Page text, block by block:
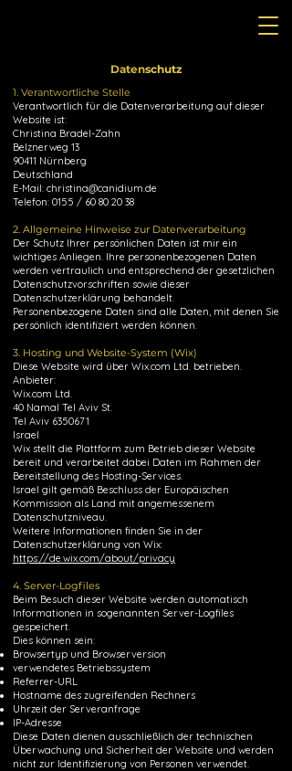
Datenschutz
1. Verantwortliche Stelle
Verantwortlich für die Datenverarbeitung auf dieser
Website ist:
Christina Bradel-Zahn
Belznerweg 13
90411 Nürnberg
Deutschland
E-Mail: christina@canidium.de
Telefon: 0155 / 60 80 20 38
2. Allgemeine Hinweise zur Datenverarbeitung
Der Schutz Ihrer persönlichen Daten ist mir ein
wichtiges Anliegen. Ihre personenbezogenen Daten
werden vertraulich und entsprechend der gesetzlichen
Datenschutzvorschriften sowie dieser
Datenschutzerklärung behandelt.
Personenbezogene Daten sind alle Daten, mit denen Sie
persönlich identifiziert werden können.
3. Hosting und Website-System (Wix)
Diese Website wird über Wix.com Ltd. betrieben.
Anbieter:
Wix.com Ltd.
40 Namal Tel Aviv St.
Tel Aviv 6350671
Israel
Wix stellt die Plattform zum Betrieb dieser Website
bereit und verarbeitet dabei Daten im Rahmen der
Bereitstellung des Hosting-Services.
Israel gilt gemäß Beschluss der Europäischen
Kommission als Land mit angemessenem
Datenschutzniveau.
Weitere Informationen finden Sie in der
Datenschutzerklärung von Wix:
https://de.wix.com/about/privacy
4. Server-Logfiles
Beim Besuch dieser Website werden automatisch
Informationen in sogenannten Server-Logfiles
gespeichert.
Dies können sein:
Browsertyp und Browserversion
verwendetes Betriebssystem
Referrer-URL
Hostname des zugreifenden Rechners
Uhrzeit der Serveranfrage
IP-Adresse
Diese Daten dienen ausschließlich der technischen
Überwachung und Sicherheit der Website und werden
nicht zur Identifizierung von Personen verwendet.